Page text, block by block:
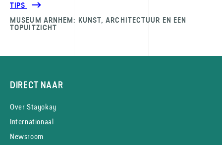
TIPS
MUSEUM ARNHEM: KUNST, ARCHITECTUUR EN EEN
TOPUITZICHT
DIRECT NAAR
Over Stayokay
Internationaal
Newsroom